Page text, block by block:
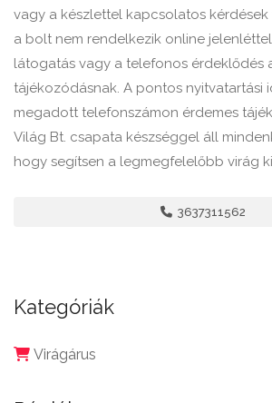
vagy a készlettel kapcsolatos kérdések
a bolt nem rendelkezik online
látogatás vagy a telefonos érdeklődés
tájékozódásnak. A pontos nyitvatartási
megadott telefonszámon érdemes
Világ Bt. csapata készséggel áll
hogy segítsen a legmegfelelőbb virág
3637311562
Kategóriák
Virágárus